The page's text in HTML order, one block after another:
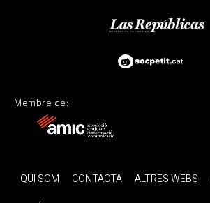
Membre de:
QUI SOM CONTACTA ALTRES WEBS